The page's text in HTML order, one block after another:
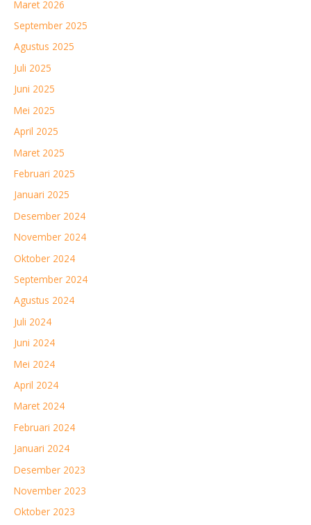
Maret 2026
September 2025
Agustus 2025
Juli 2025
Juni 2025
Mei 2025
April 2025
Maret 2025
Februari 2025
Januari 2025
Desember 2024
November 2024
Oktober 2024
September 2024
Agustus 2024
Juli 2024
Juni 2024
Mei 2024
April 2024
Maret 2024
Februari 2024
Januari 2024
Desember 2023
November 2023
Oktober 2023